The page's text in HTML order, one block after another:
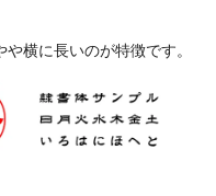
横に長いのが特徴です。